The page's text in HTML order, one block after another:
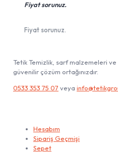
Fiyat sorunuz.
Fiyat sorunuz.
Tetik Temizlik, sarf malzemeleri
güvenilir çözüm ortağınızdır.
0533 353 75 07 veya
Hesabım
Sipariş Geçmişi
Sepet